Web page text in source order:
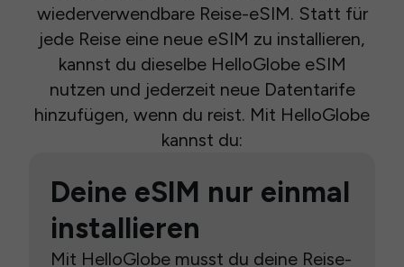
wiederverwendbare Reise-eSIM. Statt für
jede Reise eine neue eSIM zu installieren,
kannst du dieselbe HelloGlobe eSIM
nutzen und jederzeit neue Datentarife
hinzufügen, wenn du reist. Mit HelloGlobe
kannst du:
Deine eSIM nur einmal
installieren
Mit HelloGlobe musst du deine Reise-